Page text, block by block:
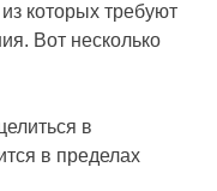
которых требуют
Вот несколько
в
в пределах